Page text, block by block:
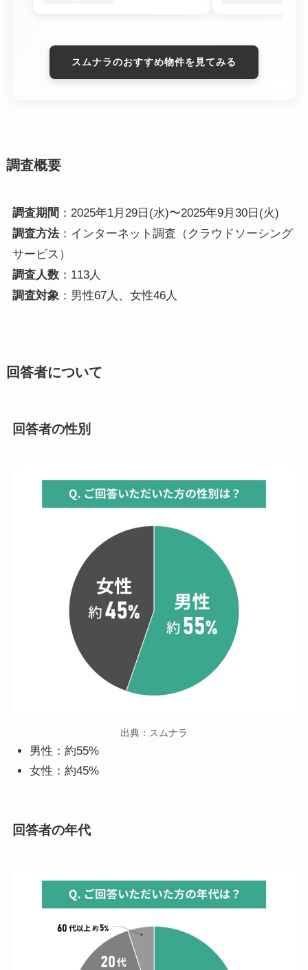
スムナラのおすすめ物件を見てみる
調査概要
調査期間 ：2025年1月29日(水)〜2025年9月30日(火)
調査方法：インターネット調査（クラウドソーシング
サービス）
調査人数：113人
調査対象：男性67人、女性46人
回答者について
回答者の性別
出典：スムナラ
男性：約55%
女性：約45%
回答者の年代